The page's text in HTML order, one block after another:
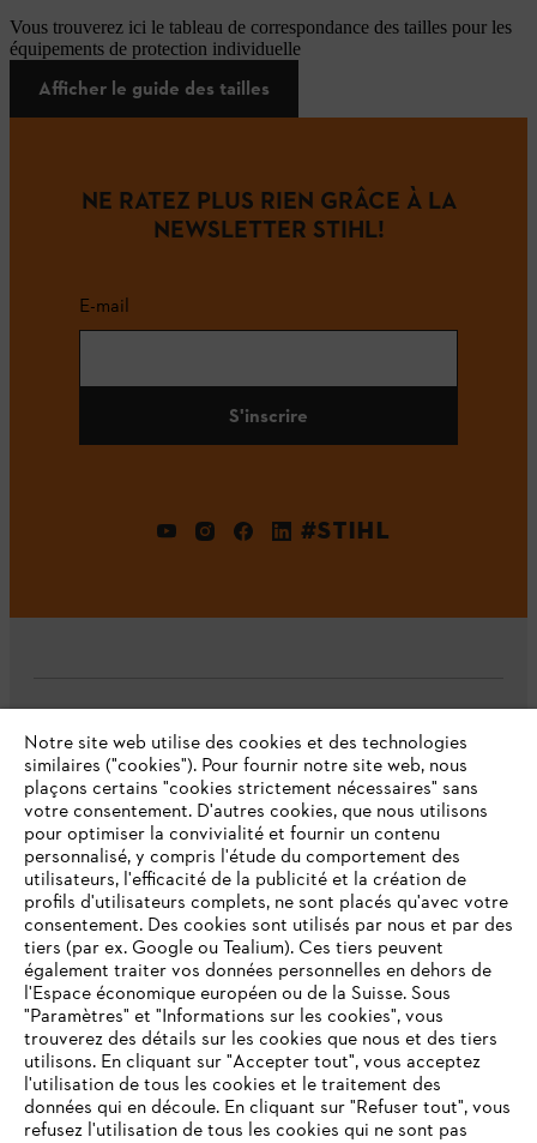
Vous trouverez ici le tableau de correspondance des tailles pour les
équipements de protection individuelle
Afficher le guide des tailles
NE RATEZ PLUS RIEN GRÂCE À LA
NEWSLETTER STIHL!
E-mail
S'inscrire
#STIHL
L'Entreprise
Questions fréquentes
Service
Politique de protection des données
Mentions légales Cookies
VOTRE NAVIGATEUR INTERNET
N'EST PLUS PRIS EN CHARGE
Notre site web utilise des cookies et des technologies
similaires ("cookies"). Pour fournir notre site web, nous
plaçons certains "cookies strictement nécessaires" sans
votre consentement. D'autres cookies, que nous utilisons
pour optimiser la convivialité et fournir un contenu
personnalisé, y compris l'étude du comportement des
utilisateurs, l'efficacité de la publicité et la création de
profils d'utilisateurs complets, ne sont placés qu'avec votre
consentement. Des cookies sont utilisés par nous et par des
tiers (par ex. Google ou Tealium). Ces tiers peuvent
également traiter vos données personnelles en dehors de
l'Espace économique européen ou de la Suisse. Sous
"Paramètres" et "Informations sur les cookies", vous
trouverez des détails sur les cookies que nous et des tiers
utilisons. En cliquant sur "Accepter tout", vous acceptez
l'utilisation de tous les cookies et le traitement des
données qui en découle. En cliquant sur "Refuser tout", vous
refusez l'utilisation de tous les cookies qui ne sont pas